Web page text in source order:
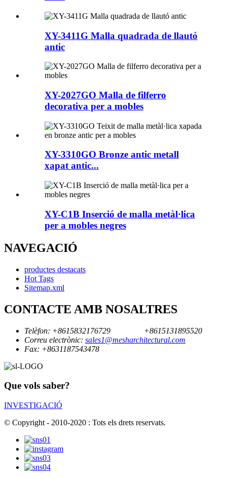
XY-3411G Malla quadrada de llautó
antic
XY-2027GO Malla de filferro
decorativa per a mobles
XY-3310GO Bronze antic metall
xapat antic...
XY-C1B Inserció de malla metàl·lica
per a mobles negres
NAVEGACIÓ
productes destacats
Hot Tags
Sitemap.xml
CONTACTE AMB NOSALTRES
Telèfon: +8615832176729
+8615131895520
Correu electrònic: sales1@mesharchitectural.com
Fax: +8631187543478
Que vols saber?
INVESTIGACIÓ
© Copyright - 2010-2020 : Tots els drets reservats.